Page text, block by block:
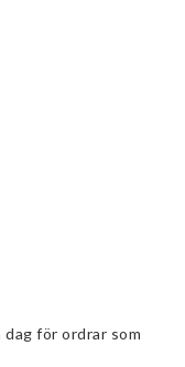
dag för ordrar som